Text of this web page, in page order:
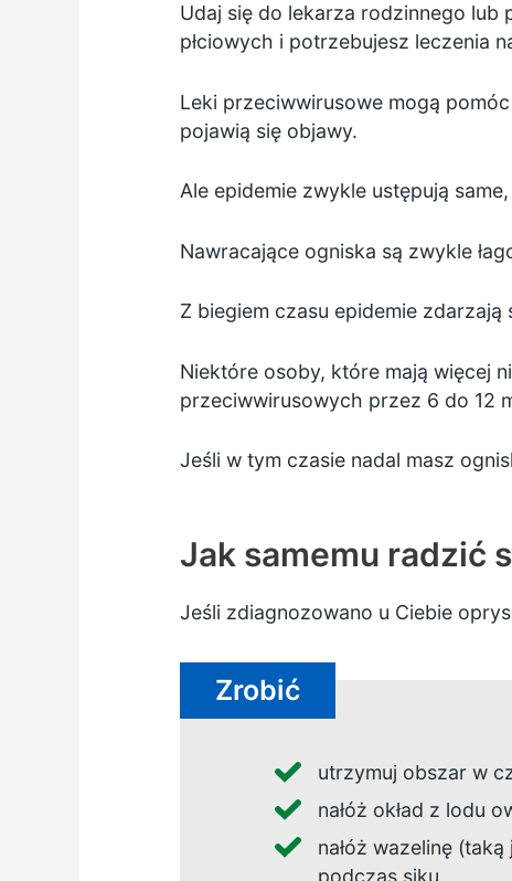
Udaj się do lekarza rodzinnego lub
płciowych i potrzebujesz leczenia
Leki przeciwwirusowe mogą
pojawią się objawy.
Ale epidemie zwykle ustępują
Nawracające ogniska są zwykle
Z biegiem czasu epidemie
Niektóre osoby, które mają więcej
przeciwwirusowych przez 6 do 12
Jeśli w tym czasie nadal masz
Jak samemu radzić
Jeśli zdiagnozowano u Ciebie
Zrobić
utrzymuj obszar w
nałóż okład z lodu
nałóż wazelinę
podczas siku